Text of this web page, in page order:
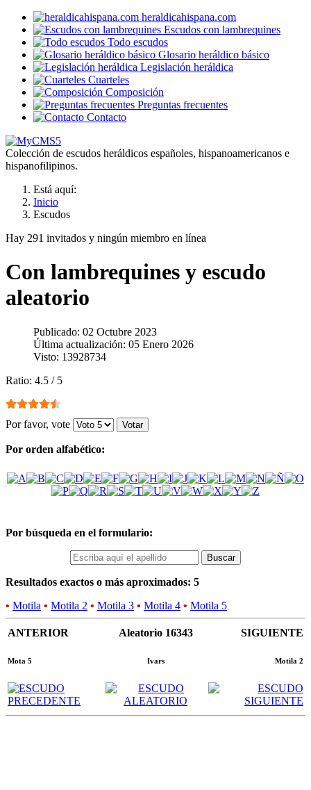
heraldicahispana.com
Escudos con lambrequines
Todo escudos
Glosario heráldico básico
Legislación heráldica
Cuarteles
Composición
Preguntas frecuentes
Contacto
Colección de escudos heráldicos españoles, hispanoamericanos e
hispanofilipinos.
Está aquí:
Inicio
Escudos
Hay 291 invitados y ningún miembro en línea
Con lambrequines y escudo
aleatorio
Publicado: 02 Octubre 2023
Última actualización: 05 Enero 2026
Visto: 13928734
Ratio: 4.5 / 5
Por favor, vote
Por orden alfabético:
Por búsqueda en el formulario:
Resultados exactos o más aproximados: 5
• Motila • Motila 2 • Motila 3 • Motila 4 • Motila 5
ANTERIOR
Mota 5
Aleatorio 16343
Ivars
SIGUIENTE
Motila 2